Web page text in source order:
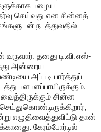
பழைய
செய்வது என சின்னத்
நடத்துவதில்
தனது டி.வி.எஸ்-
அன்றைய
அப்படி பார்த்துப்
பளபளப்பாயிருக்கும்.
சின்ன
எழுதிவைத்துவிட்டு தான்
கேரம்போர்டில்